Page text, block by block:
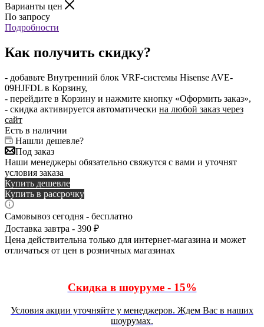
Варианты цен
По запросу
Подробности
Как получить скидку?
- добавьте Внутренний блок VRF-системы Hisense AVE-
09HJFDL в Корзину,
- перейдите в Корзину и нажмите кнопку «Оформить заказ»,
- скидка активируется автоматически на любой заказ через
сайт
Есть в наличии
Нашли дешевле?
Под заказ
Наши менеджеры обязательно свяжутся с вами и уточнят
условия заказа
Купить дешевле
Купить в рассрочку
Самовывоз сегодня - бесплатно
Доставка завтра - 390 ₽
Цена действительна только для интернет-магазина и может
отличаться от цен в розничных магазинах
Скидка в шоуруме - 15%
Условия акции уточняйте у менеджеров. Ждем Вас в наших
шоурумах.